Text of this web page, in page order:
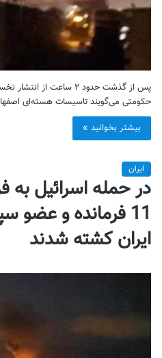
پس از گذشت حدود ۲ ساعت از
حکومتی می‌گویند تاسیسات هسته‌ای
بیشتر بخوانید »
ایران
در حمله اسرائیل به
11 فرمانده و عضو
ایران کشته شدند